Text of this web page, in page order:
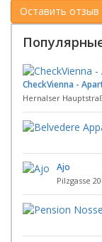
CheckVienna -
Hernalser
Ajo
Pilzgasse